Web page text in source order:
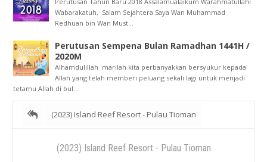
Wabarakatuh, Salam Sejahtera Saya Wan Muhammad
Redhuan bin Wan Must...
Perutusan Sempena Bulan Ramadhan 1441H /
2020M
Alhamdulillah marilah kita perbanyakkan bersyukur kepada
Allah yang telah memberi peluang sekali lagi untuk menjadi
tetamu Allah di bul...
(2023) Island Reef Resort - Pulau Tioman
(2023) Island Reef Resort - Pulau Tioman